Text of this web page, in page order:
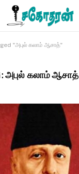
"அபுல் கலாம் ஆசாத்"
அபுல் கலாம் ஆசாத்